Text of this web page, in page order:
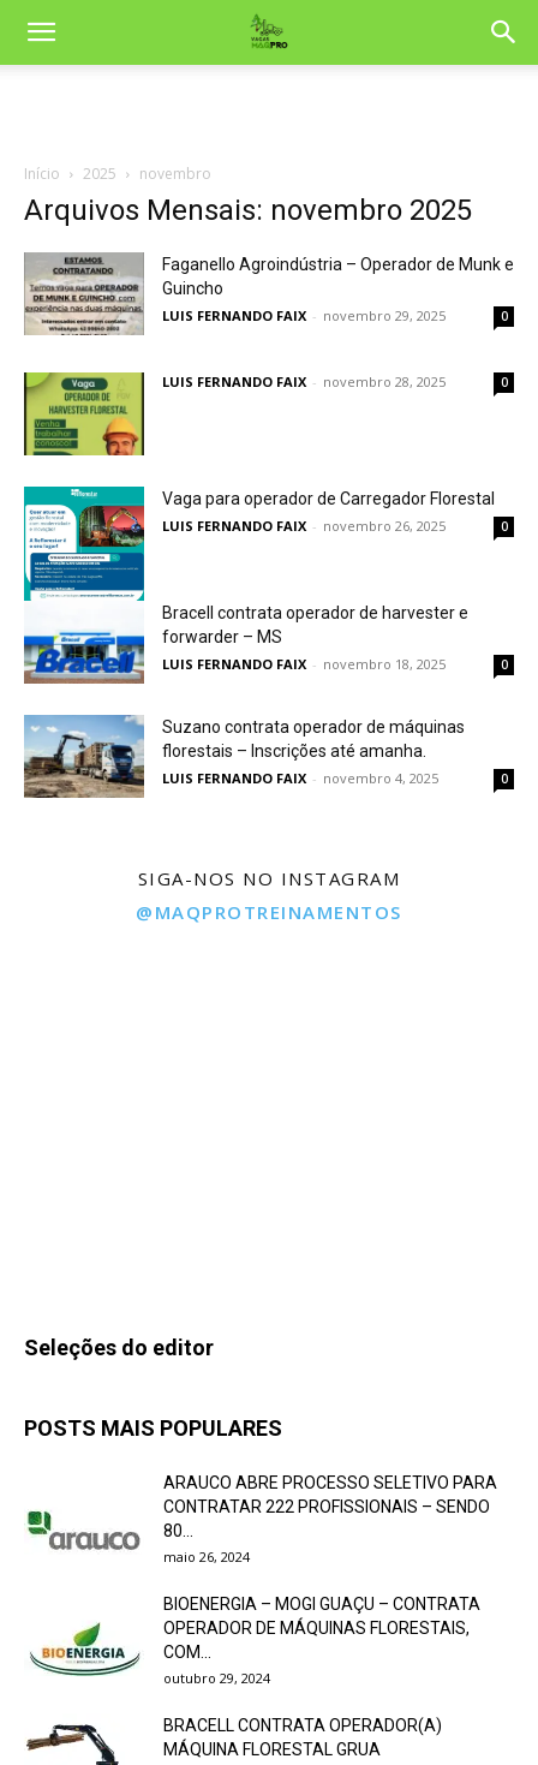
Início 2025 novembro
Arquivos Mensais: novembro 2025
Faganello Agroindústria – Operador de Munk e
Guincho
LUIS FERNANDO FAIX - novembro 29, 2025 0
LUIS FERNANDO FAIX - novembro 28, 2025 0
Vaga para operador de Carregador Florestal
LUIS FERNANDO FAIX - novembro 26, 2025 0
Bracell contrata operador de harvester e
forwarder – MS
LUIS FERNANDO FAIX - novembro 18, 2025 0
Suzano contrata operador de máquinas
florestais – Inscrições até amanha.
LUIS FERNANDO FAIX - novembro 4, 2025 0
SIGA-NOS NO INSTAGRAM
@MAQPROTREINAMENTOS
Seleções do editor
POSTS MAIS POPULARES
ARAUCO ABRE PROCESSO SELETIVO PARA
CONTRATAR 222 PROFISSIONAIS – SENDO
80...
maio 26, 2024
BIOENERGIA – MOGI GUAÇU – CONTRATA
OPERADOR DE MÁQUINAS FLORESTAIS,
COM...
outubro 29, 2024
BRACELL CONTRATA OPERADOR(A)
MÁQUINA FLORESTAL GRUA